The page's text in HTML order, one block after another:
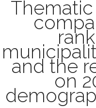
and the
on